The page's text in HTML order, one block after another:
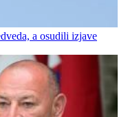
a osudili izjave